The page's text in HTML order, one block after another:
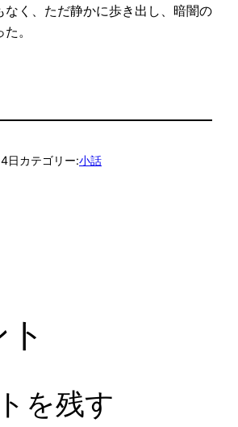
なく、ただ静かに歩き出し、暗闇の
。
日カテゴリー:小話
を残す